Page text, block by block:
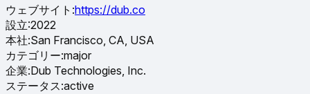
ウェブサイト :https://dub.co
設立:2022
本社:San Francisco, CA, USA
カテゴリー:major
企業:Dub Technologies, Inc.
ステータス:active